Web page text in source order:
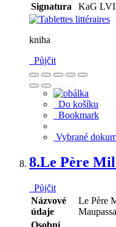
Signatura
KaG
kniha
Půjčit
Do košíku
Bookmark
Vybrané
8.Le Père
Půjčit
Názvové
údaje
Le Père